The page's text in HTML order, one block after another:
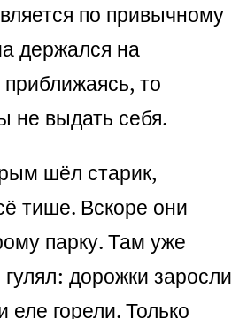
по привычному
держался на
то
не выдать себя.
шёл старик,
тише. Вскоре они
парку. Там уже
дорожки заросли
горели. Только